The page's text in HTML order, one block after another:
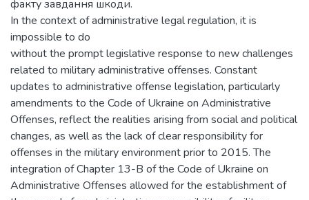
факту завдання шкоди.
In the context of administrative legal regulation, it is
impossible to do
without the prompt legislative response to new challenges
related to military administrative offenses. Constant
updates to administrative offense legislation, particularly
amendments to the Code of Ukraine on Administrative
Offenses, reflect the realities arising from social and political
changes, as well as the lack of clear responsibility for
offenses in the military environment prior to 2015. The
integration of Chapter 13-B of the Code of Ukraine on
Administrative Offenses allowed for the establishment of